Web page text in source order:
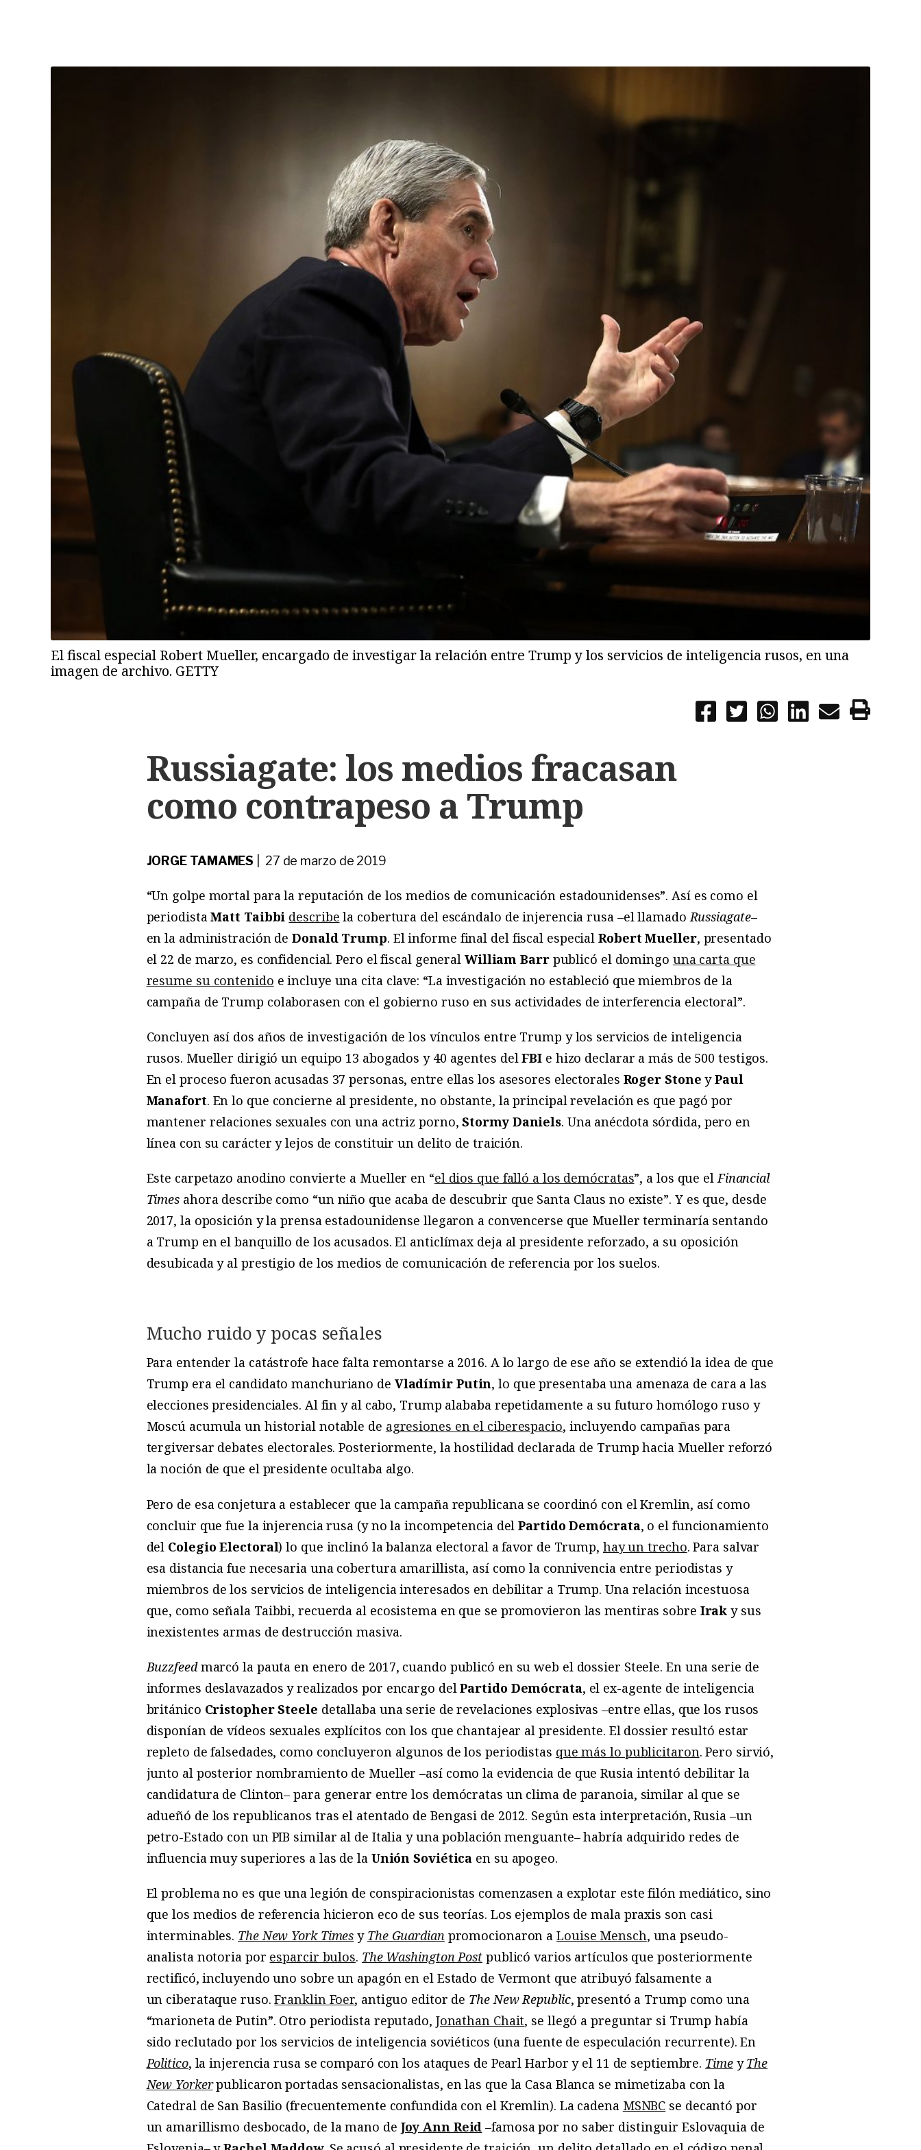
El fiscal especial Robert Mueller, encargado de investigar la relación entre Trump y los servicios de inteligencia rusos, en una
imagen de archivo. GETTY
Russiagate: los medios fracasan
como contrapeso a Trump
JORGE TAMAMES | 27 de marzo de 2019
“Un golpe mortal para la reputación de los medios de comunicación estadounidenses”. Así es como el
periodistaMatt Taibbi describe la cobertura del escándalo de injerencia rusa –el llamado Russiagate–
en la administración deDonald Trump. El informe final del fiscal especialRobert Mueller, presentado
el 22 de marzo, es confidencial. Pero el fiscal general William Barrpublicó el domingo una carta que
resume su contenido e incluye una cita clave: “La investigación no estableció que miembros de la
campaña de Trump colaborasen con el gobierno ruso en sus actividades de interferencia electoral”.
Concluyen así dos años de investigación de los vínculos entre Trump y los servicios de inteligencia
rusos. Mueller dirigió un equipo 13 abogados y 40 agentes delFBI e hizo declarar a más de 500 testigos.
En el proceso fueron acusadas 37 personas, entre ellas los asesores electorales Roger Stone yPaul
Manafort. En lo que concierne al presidente, no obstante, la principal revelación es que pagó por
mantener relaciones sexuales con una actriz porno,Stormy Daniels. Una anécdota sórdida, pero en
línea con su carácter y lejos de constituir un delito de traición.
Este carpetazo anodino convierte a Mueller en “el dios que falló a los demócratas”, a los que elFinancial
Times ahora describe como “un niño que acaba de descubrir que Santa Claus no existe”. Y es que, desde
2017, la oposición y la prensa estadounidense llegaron a convencerse que Mueller terminaría sentando
a Trump en el banquillo de los acusados. El anticlímax deja al presidente reforzado, a su oposición
desubicada y al prestigio de los medios de comunicación de referencia por los suelos.
Mucho ruido y pocas señales
Para entender la catástrofe hace falta remontarse a 2016. A lo largo de ese año se extendió la idea de que
Trump era el candidato manchuriano de Vladímir Putin, lo que presentaba una amenaza de cara a las
elecciones presidenciales. Al fin y al cabo, Trump alababa repetidamente a su futuro homólogo ruso y
Moscú acumula un historial notable de agresiones en el ciberespacio, incluyendo campañas para
tergiversar debates electorales. Posteriormente, la hostilidad declarada de Trump hacia Mueller reforzó
la noción de que el presidente ocultaba algo.
Pero de esa conjetura a establecer que la campaña republicana se coordinó con el Kremlin, así como
concluir que fue la injerencia rusa (y no la incompetencia delPartido Demócrata, o el funcionamiento
del Colegio Electoral) lo que inclinó la balanza electoral a favor de Trump, hay un trecho. Para salvar
esa distancia fue necesaria una cobertura amarillista, así como la connivencia entre periodistas y
miembros de los servicios de inteligencia interesados en debilitar a Trump. Una relación incestuosa
que, como señala Taibbi, recuerda al ecosistema en que se promovieron las mentiras sobre Irak y sus
inexistentes armas de destrucción masiva.
Buzzfeedmarcó la pauta en enero de 2017, cuando publicó en su web el dossier Steele. En una serie de
informes deslavazados y realizados por encargo delPartido Demócrata, el ex-agente de inteligencia
británico Cristopher Steele detallaba una serie de revelaciones explosivas –entre ellas, que los rusos
disponían de vídeos sexuales explícitos con los que chantajear al presidente. El dossier resultó estar
repleto de falsedades, como concluyeron algunos de los periodistas que más lo publicitaron. Pero sirvió,
junto al posterior nombramiento de Mueller –así como la evidencia de que Rusia intentó debilitar la
candidatura de Clinton– para generar entre los demócratas un clima de paranoia, similar al que se
adueñó de los republicanos tras el atentado de Bengasi de 2012. Según esta interpretación, Rusia –un
petro-Estado con un PIB similar al de Italia y una población menguante– habría adquirido redes de
influencia muy superiores a las de la Unión Soviética en su apogeo.
El problema no es que una legión de conspiracionistas comenzasen a explotar este filón mediático, sino
que los medios de referencia hicieron eco de sus teorías. Los ejemplos de mala praxis son casi
interminables. The New York Times y The Guardian promocionaron aLouise Mensch, una pseudo-
analista notoria por esparcir bulos. The Washington Post publicó varios artículos que posteriormente
rectificó, incluyendo uno sobre un apagón en el Estado de Vermont que atribuyó falsamente a
un ciberataque ruso.Franklin Foer, antiguo editor de The New Republic, presentó a Trump como una
“marioneta de Putin”. Otro periodista reputado, Jonathan Chait, se llegó a preguntar si Trump había
sido reclutado por los servicios de inteligencia soviéticos (una fuente de especulación recurrente). En
Politico, la injerencia rusa se comparó con los ataques de Pearl Harbor y el 11 de septiembre. TimeyThe
New Yorkerpublicaron portadas sensacionalistas, en las que la Casa Blanca se mimetizaba con la
Catedral de San Basilio (frecuentemente confundida con el Kremlin). La cadena MSNBC se decantó por
un amarillismo desbocado, de la mano de Joy Ann Reid –famosa por no saber distinguir Eslovaquia de